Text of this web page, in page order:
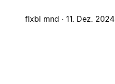
flxbl mnd · 11. Dez. 2024